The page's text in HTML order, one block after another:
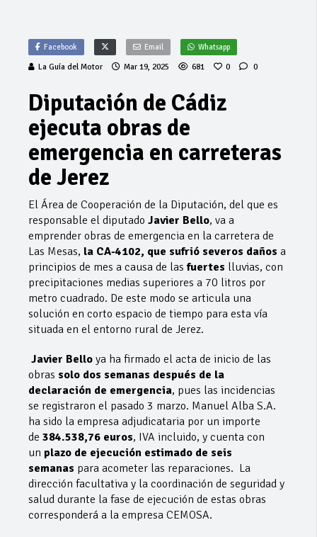
Facebook Email Whatsapp
La Guía del Motor Mar 19, 2025 681 0 0
Diputación de Cádiz
ejecuta obras de
emergencia en carreteras
de Jerez
El Área de Cooperación de la Diputación, del que es
responsable el diputado Javier Bello, va a
emprender obras de emergencia en la carretera de
Las Mesas, la CA-4102, que sufrió severos daños a
principios de mes a causa de las fuertes lluvias, con
precipitaciones medias superiores a 70 litros por
metro cuadrado. De este modo se articula una
solución en corto espacio de tiempo para esta vía
situada en el entorno rural de Jerez.
Javier Bello ya ha firmado el acta de inicio de las
obras solo dos semanas después de la
declaración de emergencia, pues las incidencias
se registraron el pasado 3 marzo. Manuel Alba S.A.
ha sido la empresa adjudicataria por un importe
de 384.538,76 euros, IVA incluido, y cuenta con
un plazo de ejecución estimado de seis
semanas para acometer las reparaciones. La
dirección facultativa y la coordinación de seguridad y
salud durante la fase de ejecución de estas obras
corresponderá a la empresa CEMOSA.